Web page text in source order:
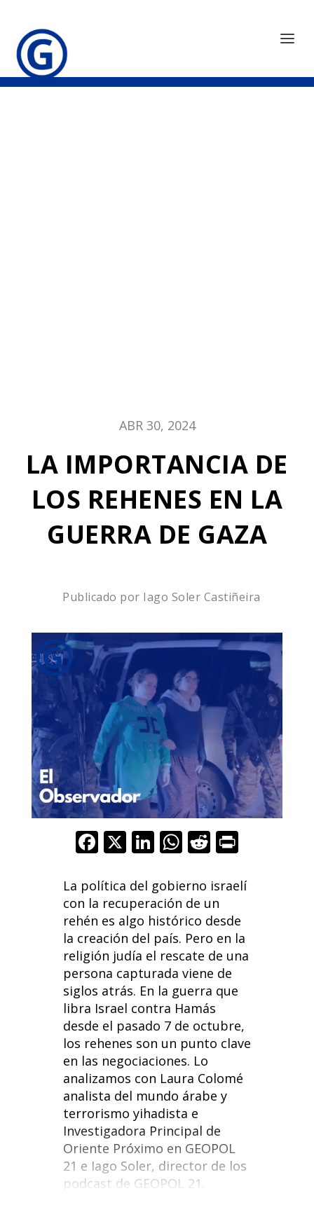
ABR 30, 2024
LA IMPORTANCIA DE
LOS REHENES EN LA
GUERRA DE GAZA
Publicado por Iago Soler Castiñeira
F
e
b
o
o
k
X Li
k
e
dI
n
W
at
s
A
p
p
R
d
di
t
t
La política del gobierno israelí
con la recuperación de un
rehén es algo histórico desde
la creación del país. Pero en la
religión judía el rescate de una
persona capturada viene de
siglos atrás. En la guerra que
libra Israel contra Hamás
desde el pasado 7 de octubre,
los rehenes son un punto clave
en las negociaciones. Lo
analizamos con Laura Colomé
analista del mundo árabe y
terrorismo yihadista e
Investigadora Principal de
Oriente Próximo en GEOPOL
21 e Iago Soler, director de los
podcast de GEOPOL 21.